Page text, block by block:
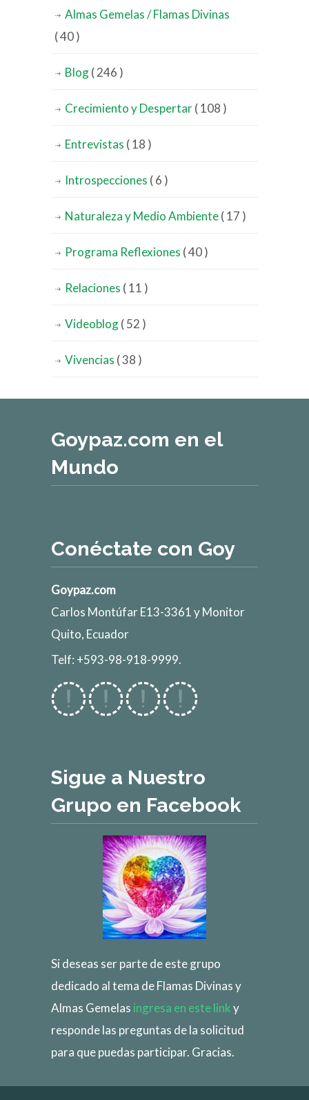
Almas Gemelas / Flamas Divinas
( 40 )
Blog( 246 )
Crecimiento y Despertar( 108 )
Entrevistas ( 18 )
Introspecciones ( 6 )
Naturaleza y Medio Ambiente( 17 )
Programa Reflexiones ( 40 )
Relaciones ( 11 )
Videoblog( 52 )
Vivencias ( 38 )
Goypaz.com en el
Mundo
Conéctate con Goy
Goypaz.com
Carlos Montúfar E13-3361 y Monitor
Quito, Ecuador
Telf: +593-98-918-9999.
Sigue a Nuestro
Grupo en Facebook
Si deseas ser parte de este grupo
dedicado al tema de Flamas Divinas y
Almas Gemelas ingresa en este linky
responde las preguntas de la solicitud
para que puedas participar. Gracias.